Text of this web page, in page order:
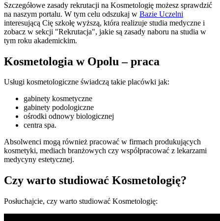
Szczegółowe zasady rekrutacji na Kosmetologię możesz sprawdzić
na naszym portalu. W tym celu odszukaj w Bazie Uczelni
interesującą Cię szkołę wyższą, która realizuje studia medyczne i
zobacz w sekcji "Rekrutacja", jakie są zasady naboru na studia w
tym roku akademickim.
Kosmetologia w Opolu – praca
Usługi kosmetologiczne świadczą takie placówki jak:
gabinety kosmetyczne
gabinety podologiczne
ośrodki odnowy biologicznej
centra spa.
Absolwenci mogą również pracować w firmach produkujących
kosmetyki, mediach branżowych czy współpracować z lekarzami
medycyny estetycznej.
Czy warto studiować Kosmetologię?
Posłuchajcie, czy warto studiować Kosmetologię: